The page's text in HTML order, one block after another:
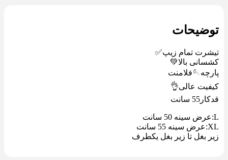
توضیحات
تیشرت تمام زیپ✅
کشسانی بالا💚
پارچه🪡فلامنت
کیفیت عالی👌
قدکار55 سانت
L:عرض سینه 50 سانت
XL:عرض سینه 55 سانت
زیر بغل تا زیر بغل یکطرف